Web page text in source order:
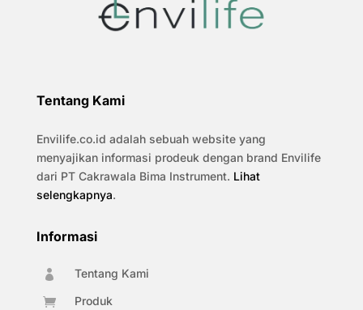
Tentang Kami
Envilife.co.id adalah sebuah website yang
menyajikan informasi prodeuk dengan brand Envilife
dari PT Cakrawala Bima Instrument. Lihat
selengkapnya.
Informasi
 Tentang Kami
 Produk